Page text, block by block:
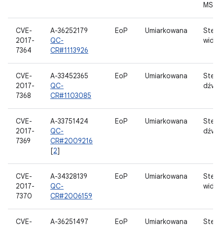
CVE-
2017-
7364
A-36252179
QC-
CR#1113926
EoP Umiarkowana
CVE-
2017-
7368
A-33452365
QC-
CR#1103085
EoP Umiarkowana
CVE-
2017-
7369
A-33751424
QC-
CR#2009216
[2]
EoP Umiarkowana
CVE-
2017-
7370
A-34328139
QC-
CR#2006159
EoP Umiarkowana
CVE- A-36251497 EoP Umiarkowana